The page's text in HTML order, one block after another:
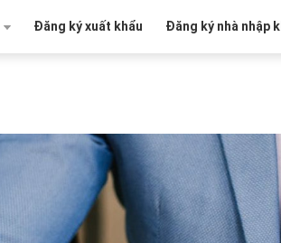
Đăng ký xuất khẩu Đăng ký nhà nhập